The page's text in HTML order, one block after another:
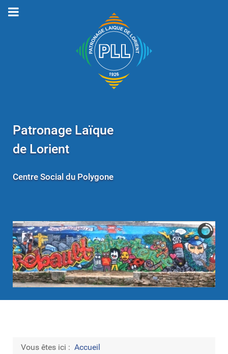
Patronage Laïque
de Lorient
Centre Social du Polygone
Vous êtes ici : Accueil